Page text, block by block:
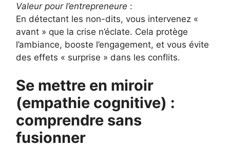
Valeur pour l’entrepreneure :
En détectant les non-dits, vous intervenez «
avant » que la crise n’éclate. Cela protège
l’ambiance, booste l’engagement, et vous évite
des effets « surprise » dans les conflits.
Se mettre en miroir
(empathie cognitive) :
comprendre sans
fusionner